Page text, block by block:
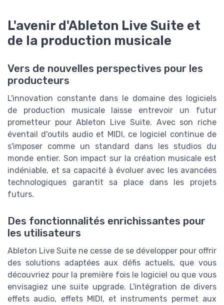
L'avenir d'Ableton Live Suite et
de la production musicale
Vers de nouvelles perspectives pour les
producteurs
L'innovation constante dans le domaine des logiciels
de production musicale laisse entrevoir un futur
prometteur pour Ableton Live Suite. Avec son riche
éventail d'outils audio et MIDI, ce logiciel continue de
s'imposer comme un standard dans les studios du
monde entier. Son impact sur la création musicale est
indéniable, et sa capacité à évoluer avec les avancées
technologiques garantit sa place dans les projets
futurs.
Des fonctionnalités enrichissantes pour
les utilisateurs
Ableton Live Suite ne cesse de se développer pour offrir
des solutions adaptées aux défis actuels, que vous
découvriez pour la première fois le logiciel ou que vous
envisagiez une suite upgrade. L'intégration de divers
effets audio, effets MIDI, et instruments permet aux